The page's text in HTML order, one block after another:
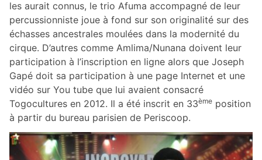
les aurait connus, le trio Afuma accompagné de leur
percussionniste joue à fond sur son originalité sur des
échasses ancestrales moulées dans la modernité du
cirque. D’autres comme Amlima/Nunana doivent leur
participation à l’inscription en ligne alors que Joseph
Gapé doit sa participation à une page Internet et une
vidéo sur You tube que lui avaient consacré
Togocultures en 2012. Il a été inscrit en 33ème position
à partir du bureau parisien de Periscoop.